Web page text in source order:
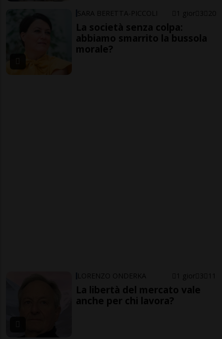
SARA BERETTA-PICCOLI 1 gior 3 20
La società senza colpa:
abbiamo smarrito la bussola
morale?
LORENZO ONDERKA 1 gior 3 11
La libertà del mercato vale
anche per chi lavora?